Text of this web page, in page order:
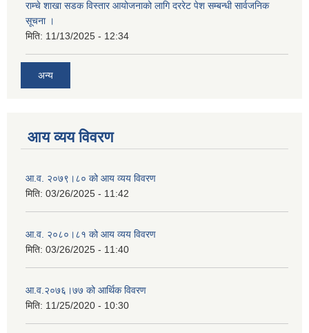
राम्चे शाखा सडक विस्तार आयोजनाको लागि दररेट पेश सम्बन्धी सार्वजनिक
सूचना ।
मिति: 11/13/2025 - 12:34
अन्य
आय व्यय विवरण
आ.व. २०७९।८० को आय व्यय विवरण
मिति: 03/26/2025 - 11:42
आ.व. २०८०।८१ को आय व्यय विवरण
मिति: 03/26/2025 - 11:40
आ.व.२०७६।७७ को आर्थिक विवरण
मिति: 11/25/2020 - 10:30